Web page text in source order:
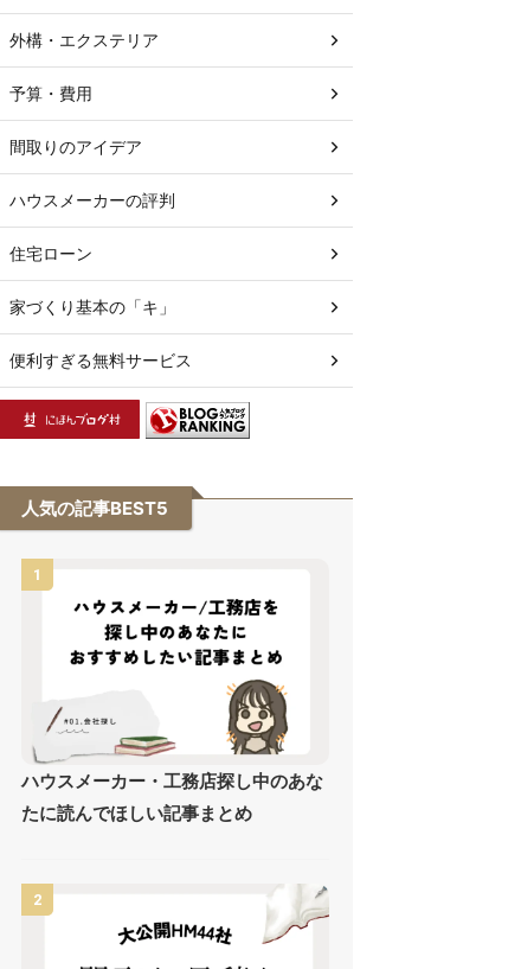
外構・エクステリア
予算・費用
間取りのアイデア
ハウスメーカーの評判
住宅ローン
家づくり基本の「キ」
便利すぎる無料サービス
人気の記事BEST5
1
ハウスメーカー・工務店探し中のあな
たに読んでほしい記事まとめ
2